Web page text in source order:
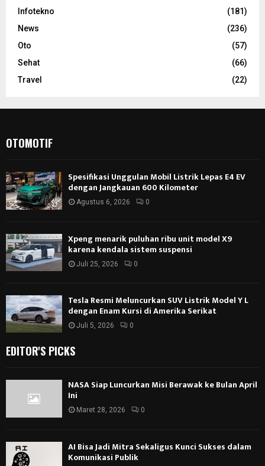
Infotekno
(181)
News
(236)
Oto
(57)
Sehat
(66)
Travel
(22)
OTOMOTIF
Spesifikasi Unggulan Mobil Listrik Lepas E4 EV
dengan Jangkauan 600 Kilometer
Agustus 6, 2026 0
Xpeng menarik puluhan ribu unit model X9
karena kendala sistem suspensi
Juli 25, 2026 0
Tesla Resmi Meluncurkan SUV Listrik Model Y L
dengan Enam Kursi di Amerika Serikat
Juli 5, 2026 0
EDITOR'S PICKS
NASA Siap Luncurkan Misi Berawak ke Bulan April
Ini
Maret 28, 2026 0
AI Bisa Jadi Mitra Sekaligus Kunci Sukses dalam
Komunikasi Publik